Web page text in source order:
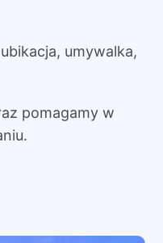
umywalka,
pomagamy w